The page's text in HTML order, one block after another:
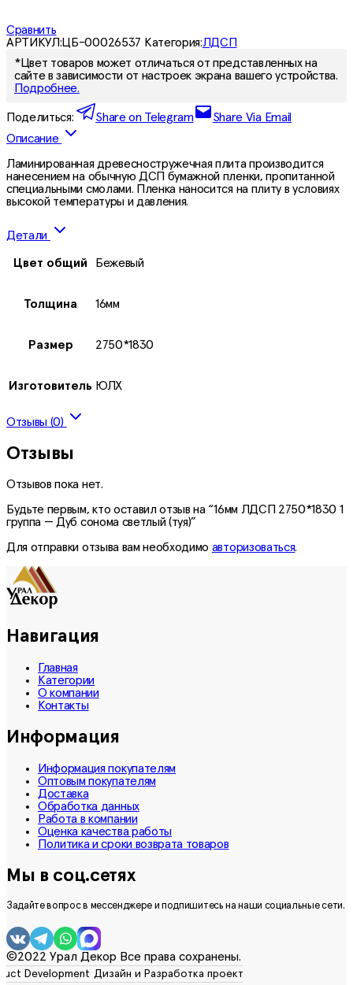
Сравнить
АРТИКУЛ:ЦБ-00026537 Категория:ЛДСП
*Цвет товаров может отличаться от представленных на
сайте в зависимости от настроек экрана вашего устройства.
Подробнее.
Поделиться: Share on Telegram
Share Via Email
Описание
Ламинированная древесностружечная плита производится
нанесением на обычную ДСП бумажной пленки, пропитанной
специальными смолами. Пленка наносится на плиту в условиях
высокой температуры и давления.
Детали
Цвет общий Бежевый
Толщина 16мм
Размер 2750*1830
Изготовитель ЮЛХ
Отзывы (0)
Отзывы
Отзывов пока нет.
Будьте первым, кто оставил отзыв на “16мм ЛДСП 2750*1830 1
группа — Дуб сонома светлый (туя)”
Для отправки отзыва вам необходимо авторизоваться.
Навигация
Главная
Категории
О компании
Контакты
Информация
Информация покупателям
Оптовым покупателям
Доставка
Обработка данных
Работа в компании
Оценка качества работы
Политика и сроки возврата товаров
Мы в соц.сетях
Задайте вопрос в мессенджере и подпишитесь на наши социальные сети.
©2022 Урал Декор Все права сохранены.